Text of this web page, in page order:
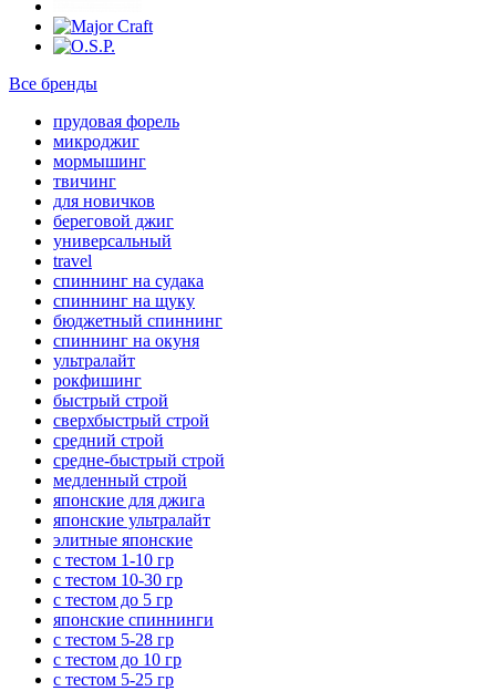
Все бренды
прудовая форель
микроджиг
мормышинг
твичинг
для новичков
береговой джиг
универсальный
travel
спиннинг на судака
спиннинг на щуку
бюджетный спиннинг
спиннинг на окуня
ультралайт
рокфишинг
быстрый строй
сверхбыстрый строй
средний строй
средне-быстрый строй
медленный строй
японские для джига
японские ультралайт
элитные японские
с тестом 1-10 гр
с тестом 10-30 гр
с тестом до 5 гр
японские спиннинги
с тестом 5-28 гр
с тестом до 10 гр
с тестом 5-25 гр